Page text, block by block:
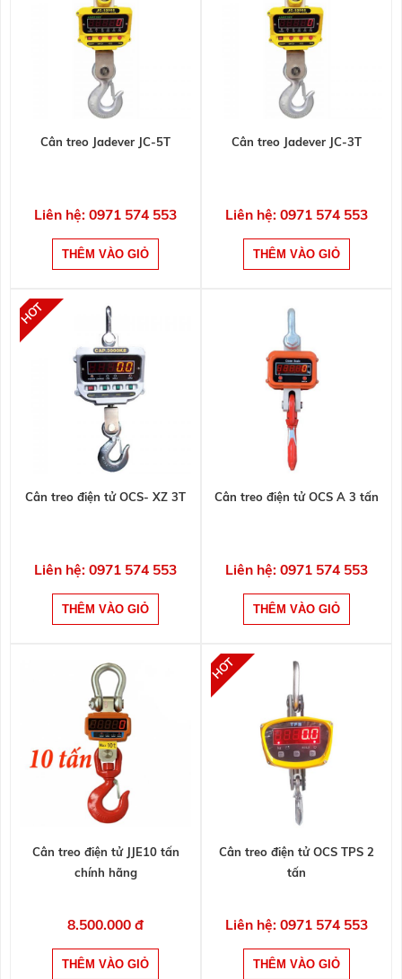
Cân treo Jadever JC-5T
Liên hệ: 0971 574 553
Cân treo Jadever JC-3T
Liên hệ: 0971 574 553
Cân treo điện tử OCS- XZ 3T
Liên hệ: 0971 574 553
Cân treo điện tử OCS A 3 tấn
Liên hệ: 0971 574 553
Cân treo điện tử JJE10 tấn
chính hãng
8.500.000 đ
Cân treo điện tử OCS TPS 2
tấn
Liên hệ: 0971 574 553